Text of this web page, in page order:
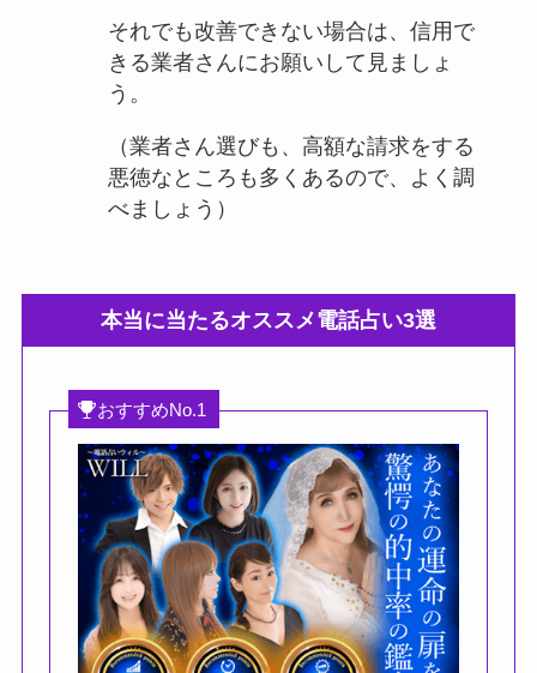
それでも改善できない場合は、信用で
きる業者さんにお願いして見ましょ
う。
（業者さん選びも、高額な請求をする
悪徳なところも多くあるので、よく調
べましょう）
本当に当たるオススメ電話占い3選
おすすめNo.1